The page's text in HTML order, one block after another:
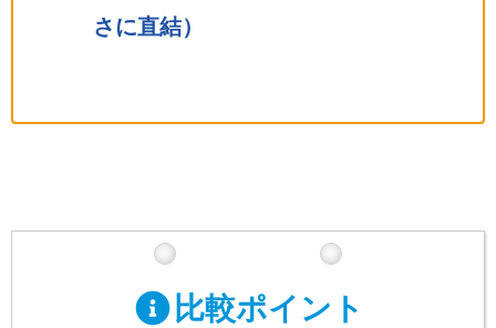
さに直結）
比較ポイント